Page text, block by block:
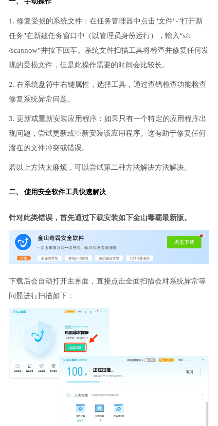
1. 修复受损的系统文件：在任务管理器中点击"文件"-"打开新
任务"在新建任务窗口中（以管理员身份运行），输入“sfc
/scannow”并按下回车。系统文件扫描工具将检查并修复任何发
现的受损文件，但是此操作需要的时间会比较长。
2. 在系统盘符中右键属性，选择工具，通过查错检查功能检查
修复系统异常问题。
3. 更新或重新安装应用程序：如果只有一个特定的应用程序出
现问题，尝试更新或重新安装该应用程序。这有助于修复任何
潜在的文件冲突或错误。
若以上方法太麻烦，可以尝试第二种方法解决方法解决。
二、 使用安全软件工具快速解决
针对此类错误，首先通过下载安装如下金山毒霸最新版。
下载后会自动打开主界面，直接点击全面扫描会对系统异常等
问题进行扫描如下：